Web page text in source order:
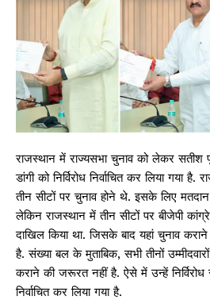
राजस्थान में राज्यसभा चुनाव को लेकर सतीश
डांगी को निर्विरोध निर्वाचित कर लिया गया
तीन सीटों पर चुनाव होने थे. इसके लिए
लेकिन राजस्थान में तीन सीटों पर बीजेपी
दाखिल किया था. जिसके बाद यहां चुनाव
है. संख्या बल के मुताबिक, सभी तीनों
कराने की जरूरत नहीं है. ऐसे में उन्हें
निर्वाचित कर लिया गया है.